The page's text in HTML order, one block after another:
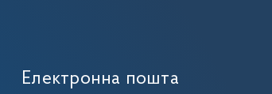
Електронна пошта